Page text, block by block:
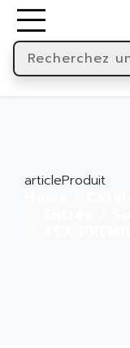
articleProduit